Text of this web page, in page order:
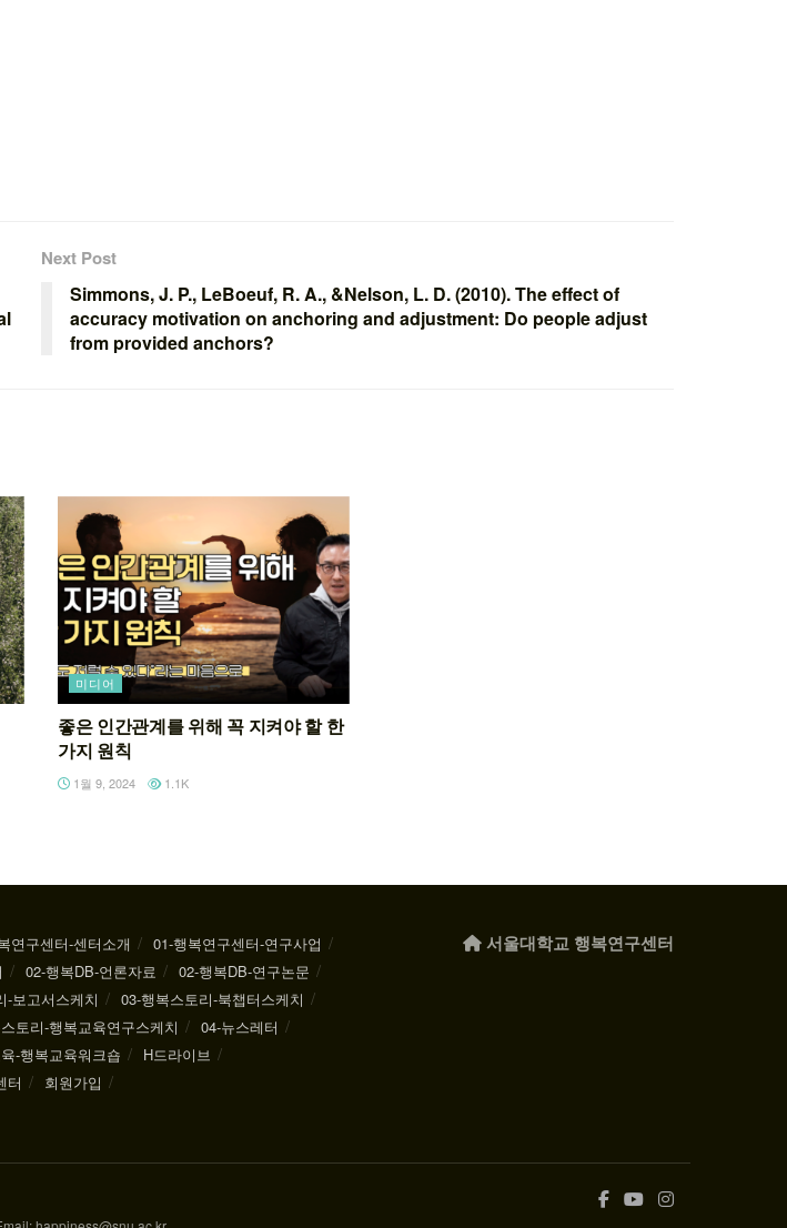
Next Post
Simmons, J. P., LeBoeuf, R. A., &Nelson, L. D. (2010). The effect of
accuracy motivation on anchoring and adjustment: Do people adjust
from provided anchors?
미디어
좋은 인간관계를 위해 꼭 지켜야 할 한
가지 원칙
1월 9, 2024 1.1K
연구센터-센터소개
01-행복연구센터-연구사업
02-행복DB-언론자료
02-행복DB-연구논문
-보고서스케치
03-행복스토리-북챕터스케치
토리-행복교육연구스케치
04-뉴스레터
-행복교육워크숍
H드라이브
터
회원가입
서울대학교 행복연구센터